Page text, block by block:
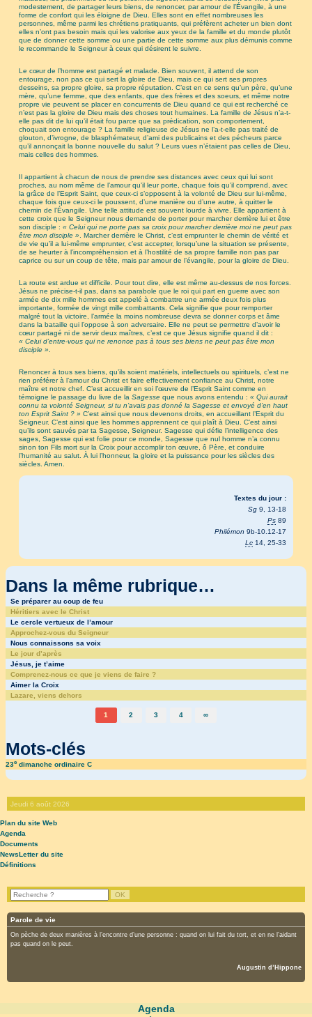
modestement, de partager leurs biens, de renoncer, par amour de l’Évangile, à une
forme de confort qui les éloigne de Dieu. Elles sont en effet nombreuses les
personnes, même parmi les chrétiens pratiquants, qui préfèrent acheter un bien dont
elles n’ont pas besoin mais qui les valorise aux yeux de la famille et du monde plutôt
que de donner cette somme ou une partie de cette somme aux plus démunis comme
le recommande le Seigneur à ceux qui désirent le suivre.
Le cœur de l’homme est partagé et malade. Bien souvent, il attend de son
entourage, non pas ce qui sert la gloire de Dieu, mais ce qui sert ses propres
desseins, sa propre gloire, sa propre réputation. C’est en ce sens qu’un père, qu’une
mère, qu’une femme, que des enfants, que des frères et des soeurs, et même notre
propre vie peuvent se placer en concurrents de Dieu quand ce qui est recherché ce
n’est pas la gloire de Dieu mais des choses tout humaines. La famille de Jésus n’a-t-
elle pas dit de lui qu’il était fou parce que sa prédication, son comportement,
choquait son entourage ? La famille religieuse de Jésus ne l’a-t-elle pas traité de
glouton, d’ivrogne, de blasphémateur, d’ami des publicains et des pécheurs parce
qu’il annonçait la bonne nouvelle du salut ? Leurs vues n’étaient pas celles de Dieu,
mais celles des hommes.
Il appartient à chacun de nous de prendre ses distances avec ceux qui lui sont
proches, au nom même de l’amour qu’il leur porte, chaque fois qu’il comprend, avec
la grâce de l’Esprit Saint, que ceux-ci s’opposent à la volonté de Dieu sur lui-même,
chaque fois que ceux-ci le poussent, d’une manière ou d’une autre, à quitter le
chemin de l’Évangile. Une telle attitude est souvent lourde à vivre. Elle appartient à
cette croix que le Seigneur nous demande de porter pour marcher derrière lui et être
son disciple : « Celui qui ne porte pas sa croix pour marcher derrière moi ne peut pas
être mon disciple » . Marcher derrière le Christ, c’est emprunter le chemin de vérité et
de vie qu’il a lui-même emprunter, c’est accepter, lorsqu’une la situation se présente,
de se heurter à l’incompréhension et à l’hostilité de sa propre famille non pas par
caprice ou sur un coup de tête, mais par amour de l’évangile, pour la gloire de Dieu.
La route est ardue et difficile. Pour tout dire, elle est même au-dessus de nos forces.
Jésus ne précise-t-il pas, dans sa parabole que le roi qui part en guerre avec son
armée de dix mille hommes est appelé à combattre une armée deux fois plus
importante, formée de vingt mille combattants. Cela signifie que pour remporter
malgré tout la victoire, l’armée la moins nombreuse devra se donner corps et âme
dans la bataille qui l’oppose à son adversaire. Elle ne peut se permettre d’avoir le
cœur partagé ni de servir deux maîtres, c’est ce que Jésus signifie quand il dit :
« Celui d’entre-vous qui ne renonce pas à tous ses biens ne peut pas être mon
disciple »
Renoncer à tous ses biens, qu’ils soient matériels, intellectuels ou spirituels, c’est ne
rien préférer à l’amour du Christ et faire effectivement confiance au Christ, notre
maître et notre chef. C’est accueillir en soi l’œuvre de l’Esprit Saint comme en
témoigne le passage du livre de la Sagesseque nous avons entendu : « Qui aurait
connu ta volonté Seigneur, si tu n’avais pas donné la Sagesse et envoyé d’en haut
ton Esprit Saint ? » C’est ainsi que nous devenons droits, en accueillant l’Esprit du
Seigneur. C’est ainsi que les hommes apprennent ce qui plaît à Dieu. C’est ainsi
qu’ils sont sauvés par ta Sagesse, Seigneur. Sagesse qui défie l’intelligence des
sages, Sagesse qui est folie pour ce monde, Sagesse que nul homme n’a connu
sinon ton Fils mort sur la Croix pour accomplir ton œuvre, ô Père, et conduire
l’humanité au salut. À lui l’honneur, la gloire et la puissance pour les siècles des
siècles. Amen.
Textes du jour :
Sg 9, 13-18
Ps 89
Philémon 9b-10.12-17
Lc 14, 25-33
Dans la même rubrique…
Se préparer au coup de feu
Héritiers avec le Christ
Le cercle vertueux de l’amour
Approchez-vous du Seigneur
Nous connaissons sa voix
Le jour d’après
Jésus, je t’aime
Comprenez-nous ce que je viens de faire ?
Aimer la Croix
Lazare, viens dehors
1 2 3 4 ∞
Mots-clés
23edimanche ordinaire C
Jeudi 6 août 2026
Plan du site Web
Agenda
Documents
NewsLetter du site
Définitions
Parole de vie
On pèche de deux manières à l’encontre d’une personne : quand on lui fait du tort, et en ne l’aidant
pas quand on le peut.
Augustin d’Hippone
Agenda